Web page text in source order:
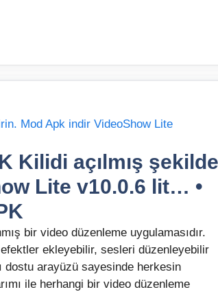
Kilidi açılmış şekilde
Lite v10.0.6 lit… •
bir video düzenleme uygulamasıdır.
ekleyebilir, sesleri düzenleyebilir
dostu arayüzü sayesinde herkesin
ile herhangi bir video düzenleme